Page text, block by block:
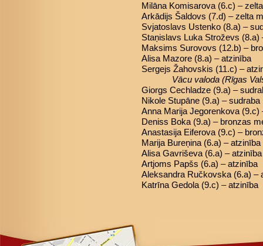
Milāna Komisarova (6.c) –
Arkādijs Šaldovs (7.d) – zelta
Svjatoslavs Ustenko (8.a) –
Staņislavs Luka Stroževs (8.a)
Maksims Surovovs (12.b) –
Alisa Mazore (8.a) – atzinība
Sergejs Žahovskis (11.c) –
Vācu valoda(Rīgas
Giorgs Cechladze (9.a) –
Nikole Stupāne (9.a) – sudraba
Anna Marija Jegorenkova (9.c)
Deniss Boka (9.a) – bronzas
Anastasija Eiferova (9.c) –
Marija Bureņina (6.a) – atzinība
Alisa Gavriševa (6.a) – atzinība
Artjoms Papšs (6.a) – atzinība
Aleksandra Ručkovska (6.a) –
Katrīna Gedola (9.c) – atzinība